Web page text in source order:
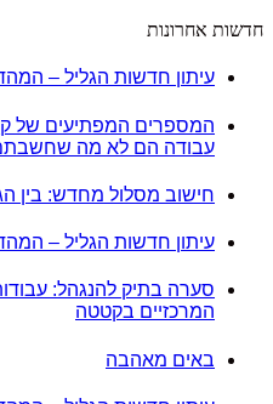
חדשות אחרונות
עיתון חדשות הגליל –
עבודה הם לא מה
חישוב מסלול מחדש: בין
עיתון חדשות הגליל –
סערה בתיק להנגהל:
המרכזיים בקטטה
באים מאהבה